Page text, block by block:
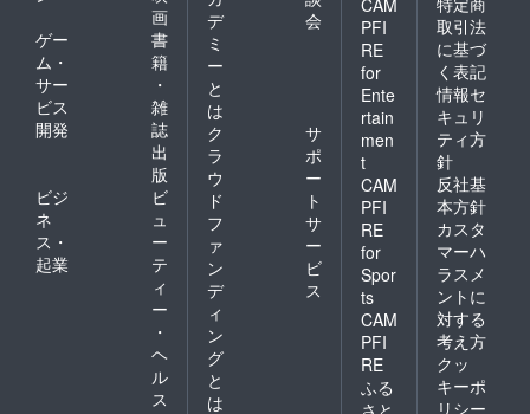
画
ゲー
ム・
サー
ビス
開発
書
籍
・
雑
誌
出
版
ビジ
ネ
ス・
起業
ビ
ュ
ー
テ
ィ
ー
・
ヘ
ル
ス
デ
ミ
ー
と
は
会
ク
ラ
ウ
ド
フ
ァ
ン
デ
ィ
ン
グ
と
は
サ
ポ
ー
ト
サ
ー
ビ
ス
CAM
PFI
RE
for
Ente
rtain
men
t
CAM
PFI
RE
for
Spor
ts
CAM
PFI
RE
ふる
取引法
に基づ
く表記
情報セ
キュリ
ティ方
針
反社基
本方針
カスタ
マーハ
ラスメ
ントに
対する
考え方
クッ
キーポ
リシー